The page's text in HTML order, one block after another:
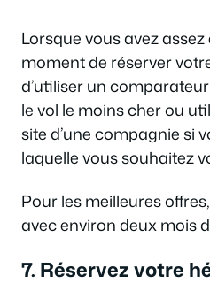
Lorsque vous avez assez
moment de réserver
d’utiliser un
le vol le moins cher ou
site d’une compagnie si
laquelle vous souhaitez
Pour les meilleures
avec environ deux mois
7. Réservez votre